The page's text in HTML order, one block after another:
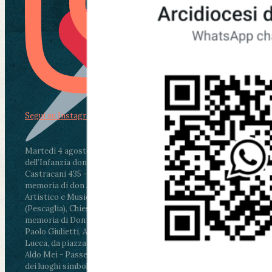
Martedì 4 agosto2026
ore 11:30 - Lucca, Scuola
dell’Infanzia don Aldo Mei - Viale Castruccio
Castracani 435 - Inaugurazione murales in
memoria di don Aldo Mei curato dal Liceo
Artistico e Musicale “Passaglia”
ore 18 - Fiano
(Pescaglia), Chiesa parrocchiale - Messa in
memoria di Don Aldo Mei celebrata da mons.
Paolo Giulietti, Arcivescovo di Lucca
ore 20.30 -
Lucca, da piazza San Michele al Cippo di don
Aldo Mei - Passeggiata della Memoria in alcuni
dei luoghi simbolo della città. Ritrovo alle ore
Segui su Instagram